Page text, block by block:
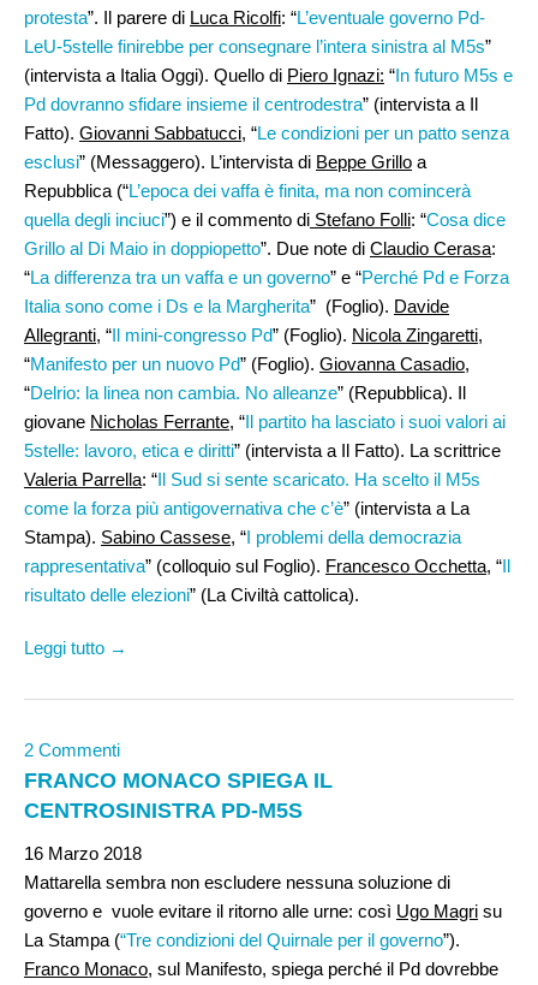
protesta”. Il parere di Luca Ricolfi: “L’eventuale governo Pd-
LeU-5stelle finirebbe per consegnare l’intera sinistra al M5s”
(intervista a Italia Oggi). Quello di Piero Ignazi: “In futuro M5s e
Pd dovranno sfidare insieme il centrodestra” (intervista a Il
Fatto). Giovanni Sabbatucci, “Le condizioni per un patto senza
esclusi” (Messaggero). L’intervista di Beppe Grillo a
Repubblica (“L’epoca dei vaffa è finita, ma non comincerà
quella degli inciuci”) e il commento di Stefano Folli: “Cosa dice
Grillo al Di Maio in doppiopetto”. Due note di Claudio Cerasa:
“La differenza tra un vaffa e un governo” e “Perché Pd e Forza
Italia sono come i Ds e la Margherita” (Foglio). Davide
Allegranti, “Il mini-congresso Pd” (Foglio). Nicola Zingaretti,
“Manifesto per un nuovo Pd” (Foglio). Giovanna Casadio,
“Delrio: la linea non cambia. No alleanze” (Repubblica). Il
giovane Nicholas Ferrante, “Il partito ha lasciato i suoi valori ai
5stelle: lavoro, etica e diritti” (intervista a Il Fatto). La scrittrice
Valeria Parrella: “Il Sud si sente scaricato. Ha scelto il M5s
come la forza più antigovernativa che c’è” (intervista a La
Stampa). Sabino Cassese, “I problemi della democrazia
rappresentativa” (colloquio sul Foglio). Francesco Occhetta, “Il
risultato delle elezioni” (La Civiltà cattolica).
Leggi tutto →
2 Commenti
FRANCO MONACO SPIEGA IL
CENTROSINISTRA PD-M5S
16 Marzo 2018
Mattarella sembra non escludere nessuna soluzione di
governo e vuole evitare il ritorno alle urne: così Ugo Magri su
La Stampa (“Tre condizioni del Quirnale per il governo”).
Franco Monaco, sul Manifesto, spiega perché il Pd dovrebbe